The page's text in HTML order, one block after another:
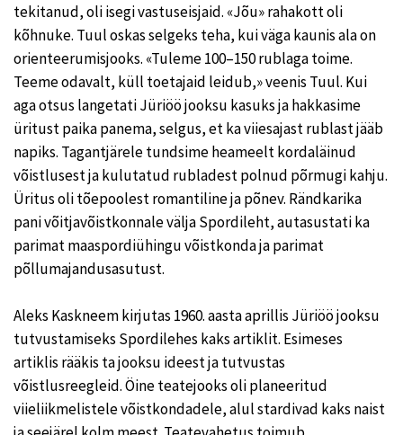
tekitanud, oli isegi vastuseisjaid. «Jõu» rahakott oli
kõhnuke. Tuul oskas selgeks teha, kui väga kaunis ala on
orienteerumisjooks. «Tuleme 100–150 rublaga toime.
Teeme odavalt, küll toetajaid leidub,» veenis Tuul. Kui
aga otsus langetati Jüriöö jooksu kasuks ja hakkasime
üritust paika panema, selgus, et ka viiesajast rublast jääb
napiks. Tagantjärele tundsime heameelt kordaläinud
võistlusest ja kulutatud rubladest polnud põrmugi kahju.
Üritus oli tõepoolest romantiline ja põnev. Rändkarika
pani võitjavõistkonnale välja Spordileht, autasustati ka
parimat maaspordiühingu võistkonda ja parimat
põllumajandusasutust.
Aleks Kaskneem kirjutas 1960. aasta aprillis Jüriöö jooksu
tutvustamiseks Spordilehes kaks artiklit. Esimeses
artiklis rääkis ta jooksu ideest ja tutvustas
võistlusreegleid. Öine teatejooks oli planeeritud
viieliikmelistele võistkondadele, alul stardivad kaks naist